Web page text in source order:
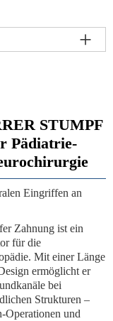
STUMPF
Pädiatrie-
Eingriffen an
Zahnung ist ein
für die
Mit einer Länge
ermöglicht er
bei
Strukturen –
Operationen und